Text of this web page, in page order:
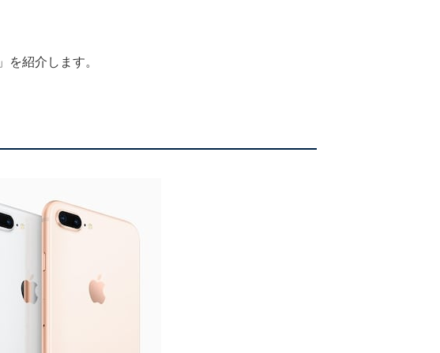
紹介します。